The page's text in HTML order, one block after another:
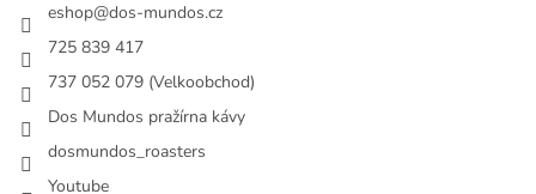
eshop@dos-mundos.cz
725 839 417
737 052 079 (Velkoobchod)
Dos Mundos pražírna kávy
dosmundos_roasters
Youtube